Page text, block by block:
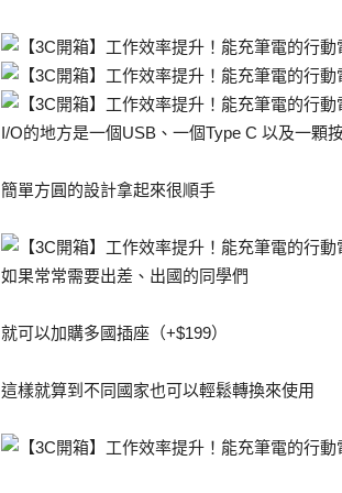
I/O的地方是一個USB、一個Type C 以及一顆
簡單方圓的設計拿起來很順手
如果常常需要出差、出國的同學們
就可以加購多國插座（+$199）
這樣就算到不同國家也可以輕鬆轉換來使用